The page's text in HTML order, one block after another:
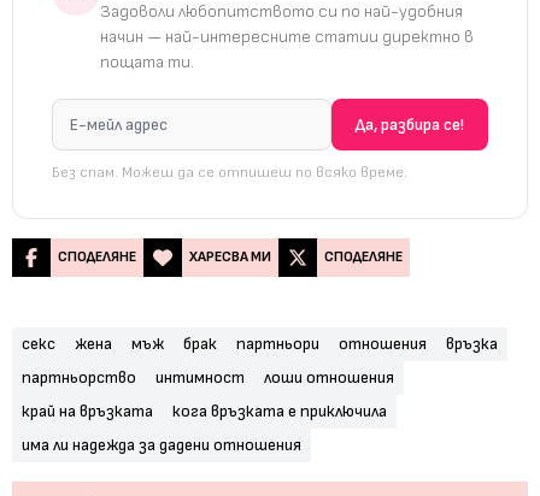
Задоволи любопитството си по най-удобния
начин — най-интересните статии директно в
пощата ти.
Без спам. Можеш да се отпишеш по всяко време.
СПОДЕЛЯНЕ ХАРЕСВА МИ СПОДЕЛЯНЕ
секс жена мъж брак партньори отношения
връзка
партньорство
интимност
лоши отношения
край на връзката
кога връзката е приключила
има ли надежда за дадени отношения